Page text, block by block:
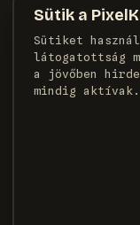
Sütik a
Sütiket
látogatottság
a jövőben
mindig
MAGAZIN
Szerzők
Médiaajánlat
Kapcsolat